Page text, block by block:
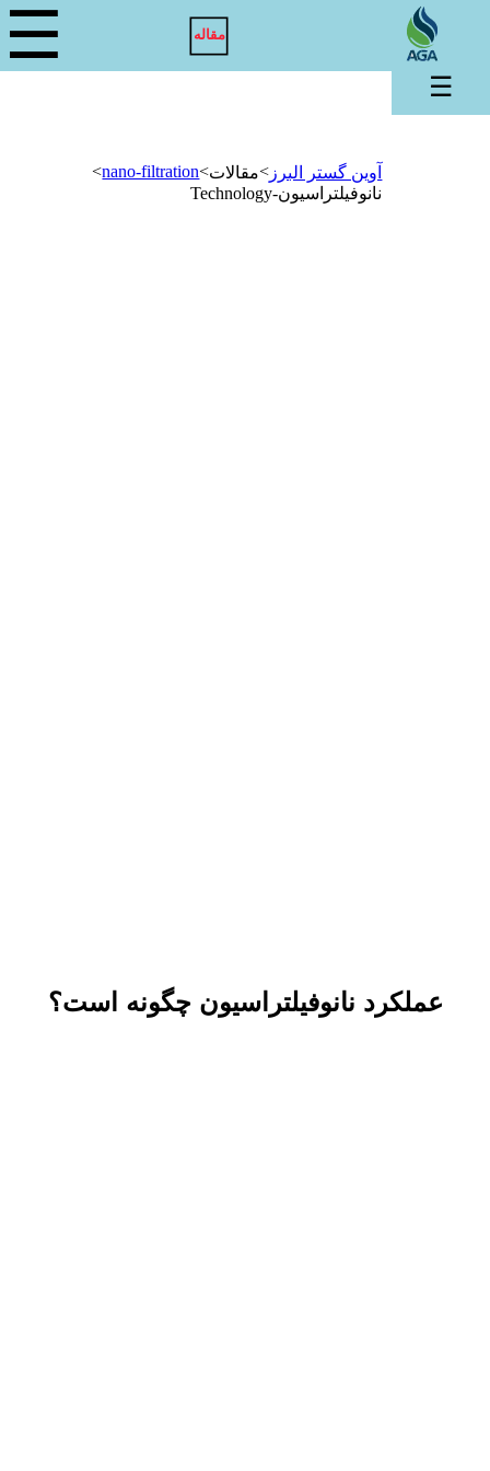
مقاله ☰
عملکرد نانوفیلتراسیون چگونه است؟
آوین گستر البرز >مقالات>
nano-filtration
>
نانوفیلتراسیون-Technology
☰